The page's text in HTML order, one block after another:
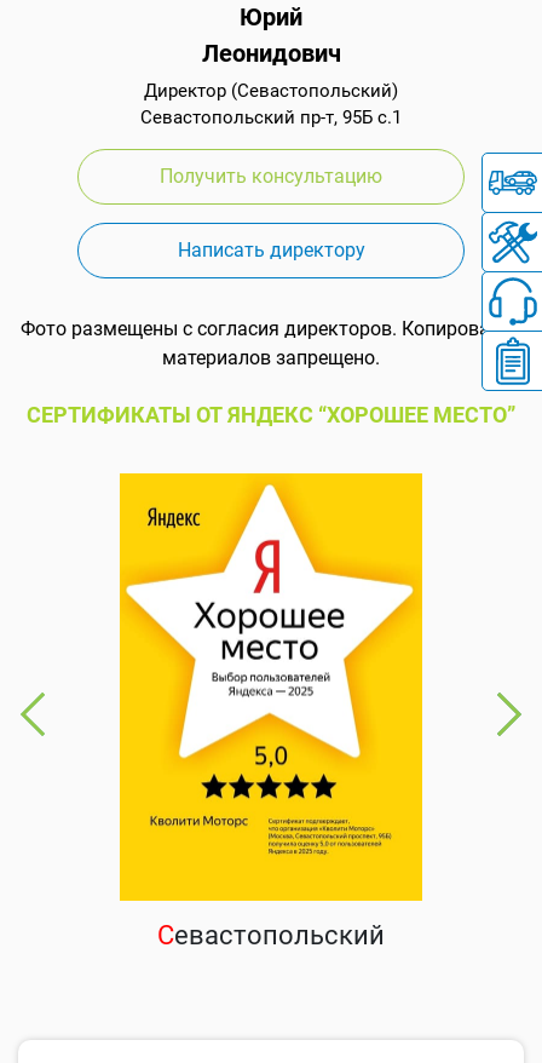
Юрий
Леонидович
Директор (Севастопольский)
Севастопольский пр-т, 95Б с.1
Получить консультацию
Написать директору
Фото размещены с согласия директоров. Копирование
материалов запрещено.
СЕРТИФИКАТЫ ОТ ЯНДЕКС “ХОРОШЕЕ МЕСТО”
Севастопольский